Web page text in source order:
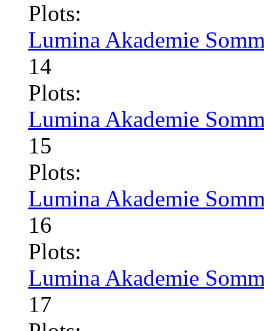
Plots:
Lumina Akademie
14
Plots:
Lumina Akademie
15
Plots:
Lumina Akademie
16
Plots:
Lumina Akademie
17